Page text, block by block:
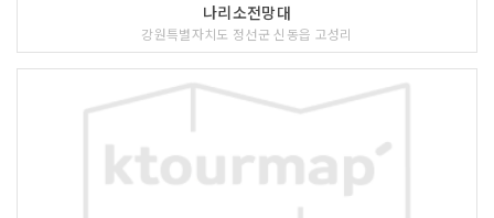
나리소전망대
강원특별자치도 정선군 신동읍 고성리